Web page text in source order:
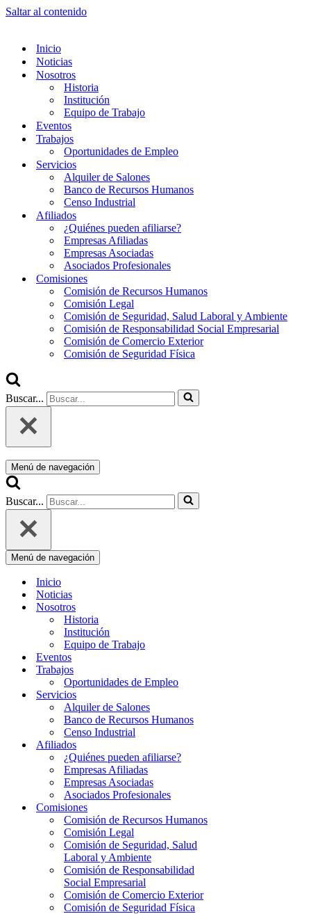
Saltar al contenido
Inicio
Noticias
Nosotros
Historia
Institución
Equipo de Trabajo
Eventos
Trabajos
Oportunidades de Empleo
Servicios
Alquiler de Salones
Banco de Recursos Humanos
Censo Industrial
Afiliados
¿Quiénes pueden afiliarse?
Empresas Afiliadas
Empresas Asociadas
Asociados Profesionales
Comisiones
Comisión de Recursos Humanos
Comisión Legal
Comisión de Seguridad, Salud Laboral y Ambiente
Comisión de Responsabilidad Social Empresarial
Comisión de Comercio Exterior
Comisión de Seguridad Física
Buscar...
Menú de navegación
Buscar...
Menú de navegación
Inicio
Noticias
Nosotros
Historia
Institución
Equipo de Trabajo
Eventos
Trabajos
Oportunidades de Empleo
Servicios
Alquiler de Salones
Banco de Recursos Humanos
Censo Industrial
Afiliados
¿Quiénes pueden afiliarse?
Empresas Afiliadas
Empresas Asociadas
Asociados Profesionales
Comisiones
Comisión de Recursos Humanos
Comisión Legal
Comisión de Seguridad, Salud
Laboral y Ambiente
Comisión de Responsabilidad
Social Empresarial
Comisión de Comercio Exterior
Comisión de Seguridad Física